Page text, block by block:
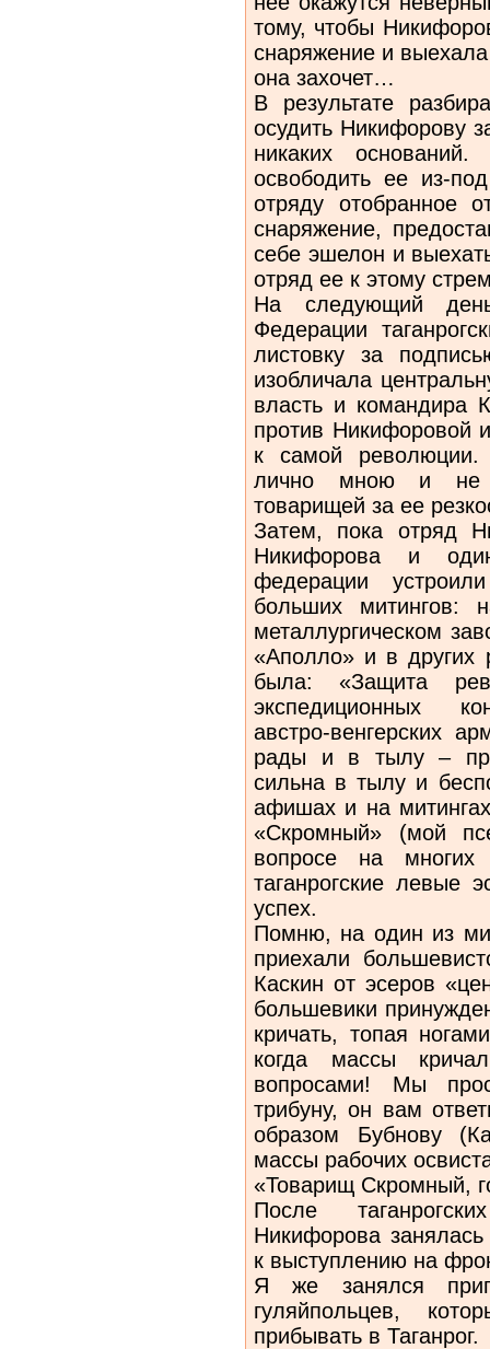
тому, чтобы
снаряжение и
она захочет…
В результате
осудить Никифорову
никаких
освободить ее из-
отряду отобранное
снаряжение,
себе эшелон и
отряд ее к этому
На следующий
Федерации
листовку за
изобличала
власть и командира
против Никифоровой
к самой революции.
лично мною и не
товарищей за ее
Затем, пока отряд
Никифорова и
федерации
больших митингов:
металлургическом
«Аполло» и в других
была: «Защита
экспедиционных
австро-венгерских
рады и в тылу –
сильна в тылу и
афишах и на
«Скромный» (мой
вопросе на многих
таганрогские левые
успех.
Помню, на один из
приехали
Каскин от эсеров
большевики
кричать, топая
когда массы
вопросами! Мы
трибуну, он вам
образом Бубнову
массы рабочих
«Товарищ Скромный,
После
Никифорова
к выступлению на
Я же занялся
гуляйпольцев,
прибывать в Таганрог.